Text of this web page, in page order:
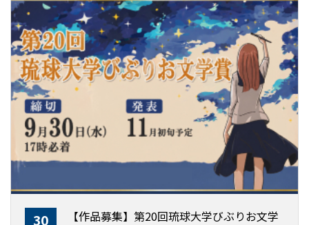
30
【作品募集】第20回琉球大学びぶりお文学